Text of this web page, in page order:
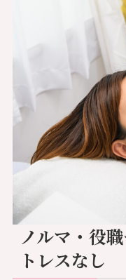
ノルマ・役
トレスなし